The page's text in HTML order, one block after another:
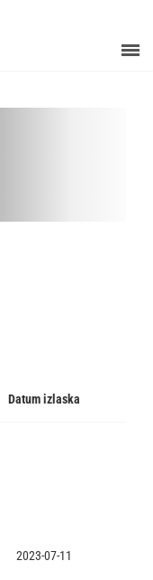
Datum izlaska
2023-07-11